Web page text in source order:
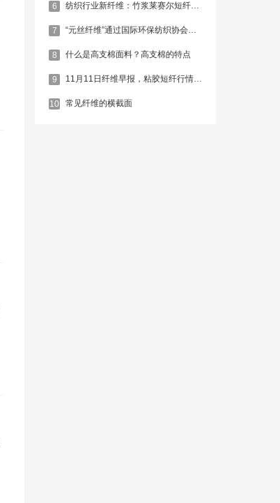
6 纺织行业新纤维：竹浆莱赛尔短纤维 Bamboo Lyocell Fiber
7 “元丝纤维”通过国际环保纺织协会认证
8 什么是高支棉面料？高支棉的特点
9 11月11日纤维早报，粘胶短纤行情偏弱
10 常见纤维的横截面